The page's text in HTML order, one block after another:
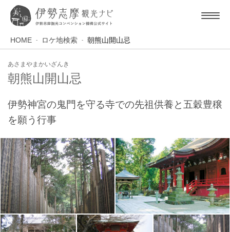
HOME ロケ地検索 朝熊山開山忌
あさまやまかいざんき
朝熊山開山忌
伊勢神宮の鬼門を守る寺での先祖供養と五穀豊穣
を願う行事